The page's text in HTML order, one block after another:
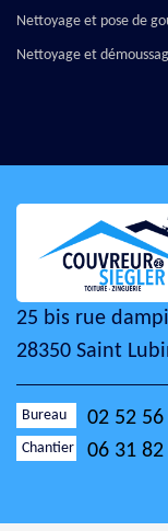
Nettoyage et pose de
Nettoyage et
25 bis rue
28350 Saint
Bureau 02 52
Chantier 06 31